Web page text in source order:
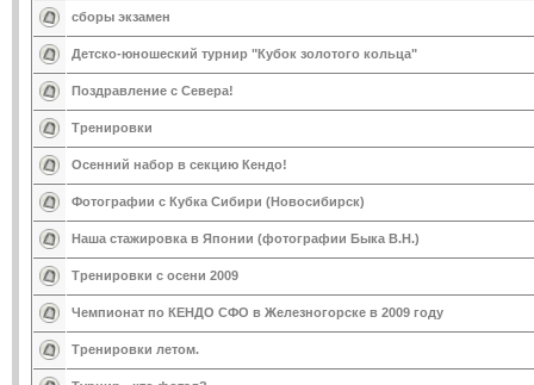
сборы экзамен
Детско-юношеский турнир "Кубок золотого кольца"
Поздравление с Севера!
Тренировки
Осенний набор в секцию Кендо!
Фотографии с Кубка Сибири (Новосибирск)
Наша стажировка в Японии (фотографии Быка В.Н.)
Тренировки с осени 2009
Чемпионат по КЕНДО СФО в Железногорске в 2009 году
Тренировки летом.